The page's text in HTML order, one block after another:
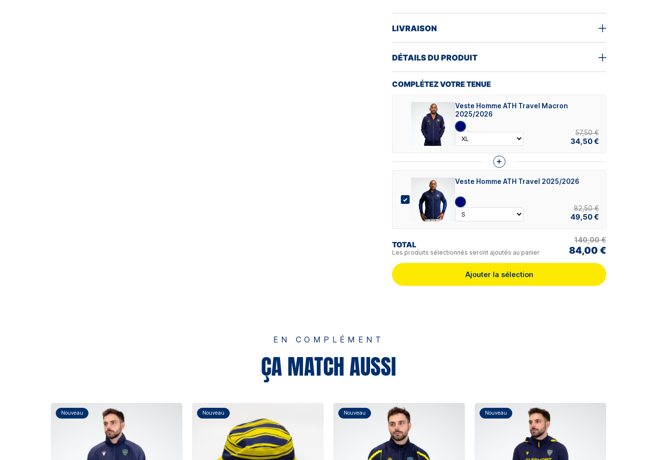
LIVRAISON
DÉTAILS DU PRODUIT
COMPLÉTEZ VOTRE TENUE
Veste Homme ATH Travel Macron
2025/2026
57,50 €
34,50 €
+
Veste Homme ATH Travel 2025/2026
82,50 €
49,50 €
TOTAL
Les produits sélectionnés seront ajoutés au panier
140,00 €
84,00 €
Ajouter la sélection
EN COMPLÉMENT
ÇA MATCH AUSSI
Nouveau Nouveau Nouveau Nouveau